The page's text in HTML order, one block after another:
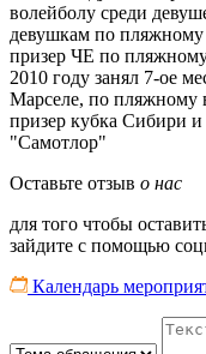
волейболу среди
девушкам по пляжному
призер ЧЕ по
2010 году занял 7-ое
Марселе, по пляжному
призер кубка Сибири
"Самотлор"
Оставьте отзыв о нас
для того чтобы
зайдите с помощью
Календарь